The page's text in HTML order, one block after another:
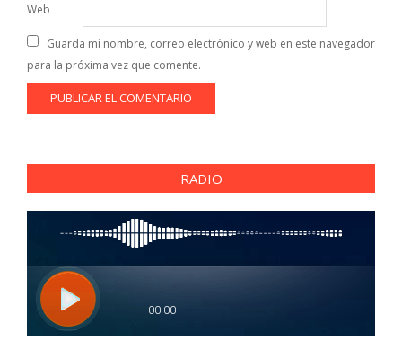
Web
Guarda mi nombre, correo electrónico y web en este navegador
para la próxima vez que comente.
RADIO